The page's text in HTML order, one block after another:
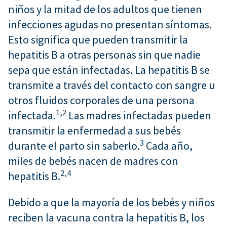
niños y la mitad de los adultos que tienen
infecciones agudas no presentan síntomas.
Esto significa que pueden transmitir la
hepatitis B a otras personas sin que nadie
sepa que están infectadas. La hepatitis B se
transmite a través del contacto con sangre u
otros fluidos corporales de una persona
infectada.1,2 Las madres infectadas pueden
transmitir la enfermedad a sus bebés
durante el parto sin saberlo.3 Cada año,
miles de bebés nacen de madres con
hepatitis B.2,4
Debido a que la mayoría de los bebés y niños
reciben la vacuna contra la hepatitis B, los